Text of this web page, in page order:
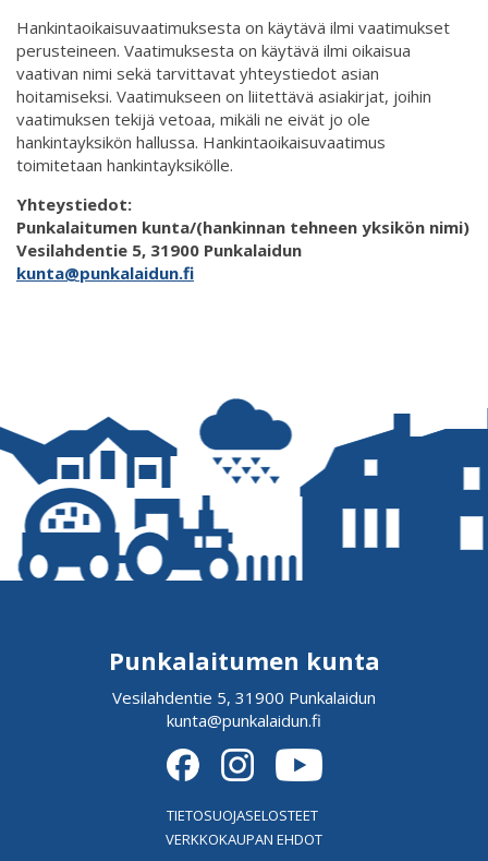
Hankintaoikaisuvaatimuksesta on käytävä ilmi vaatimukset
perusteineen. Vaatimuksesta on käytävä ilmi oikaisua
vaativan nimi sekä tarvittavat yhteystiedot asian
hoitamiseksi. Vaatimukseen on liitettävä asiakirjat, joihin
vaatimuksen tekijä vetoaa, mikäli ne eivät jo ole
hankintayksikön hallussa. Hankintaoikaisuvaatimus
toimitetaan hankintayksikölle.
Yhteystiedot:
Punkalaitumen kunta/(hankinnan tehneen yksikön nimi)
Vesilahdentie 5, 31900 Punkalaidun
kunta@punkalaidun.fi
Punkalaitumen kunta
Vesilahdentie 5, 31900 Punkalaidun
kunta@punkalaidun.fi
TIETOSUOJASELOSTEET
VERKKOKAUPAN EHDOT